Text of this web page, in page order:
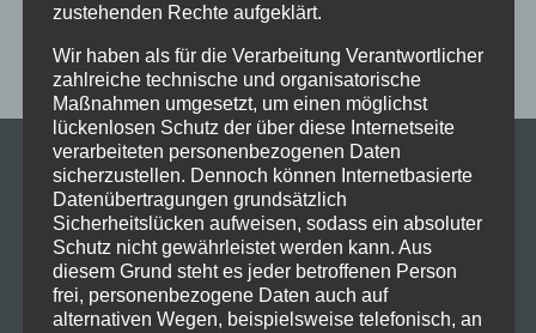
zustehenden Rechte aufgeklärt.
Wir haben als für die Verarbeitung Verantwortlicher
zahlreiche technische und organisatorische
Maßnahmen umgesetzt, um einen möglichst
lückenlosen Schutz der über diese Internetseite
verarbeiteten personenbezogenen Daten
sicherzustellen. Dennoch können Internetbasierte
Datenübertragungen grundsätzlich
Sicherheitslücken aufweisen, sodass ein absoluter
Schutz nicht gewährleistet werden kann. Aus
diesem Grund steht es jeder betroffenen Person
frei, personenbezogene Daten auch auf
alternativen Wegen, beispielsweise telefonisch, an